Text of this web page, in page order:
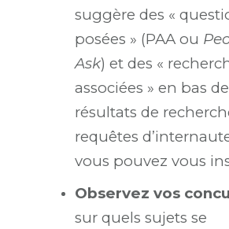
suggère des «
posées » (PAA ou
Ask) et des «
associées » en bas
résultats de
requêtes
vous pouvez vous
Observez vos
sur quels sujets se